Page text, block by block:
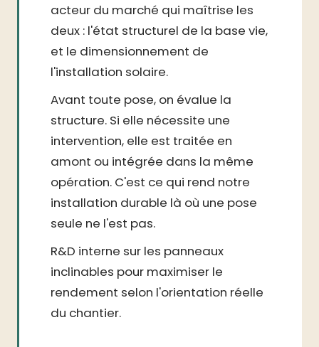
acteur du marché qui maîtrise les
deux : l'état structurel de la base vie,
et le dimensionnement de
l'installation solaire.
Avant toute pose, on évalue la
structure. Si elle nécessite une
intervention, elle est traitée en
amont ou intégrée dans la même
opération. C'est ce qui rend notre
installation durable là où une pose
seule ne l'est pas.
R&D interne sur les panneaux
inclinables pour maximiser le
rendement selon l'orientation réelle
du chantier.